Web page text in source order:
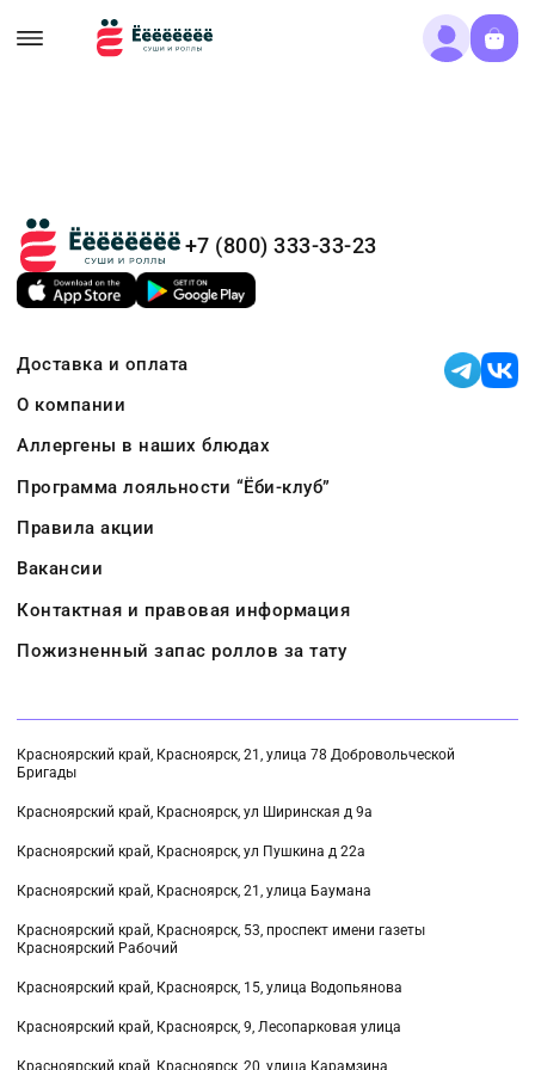
+7 (800) 333-33-23
Доставка и оплата
О компании
Аллергены в наших блюдах
Программа лояльности “Ёби-клуб”
Правила акции
Вакансии
Контактная и правовая информация
Пожизненный запас роллов за тату
Красноярский край, Красноярск, 21, улица 78 Добровольческой
Бригады
Красноярский край, Красноярск, ул Ширинская д 9а
Красноярский край, Красноярск, ул Пушкина д 22а
Красноярский край, Красноярск, 21, улица Баумана
Красноярский край, Красноярск, 53, проспект имени газеты
Красноярский Рабочий
Красноярский край, Красноярск, 15, улица Водопьянова
Красноярский край, Красноярск, 9, Лесопарковая улица
Красноярский край, Красноярск, 20, улица Карамзина